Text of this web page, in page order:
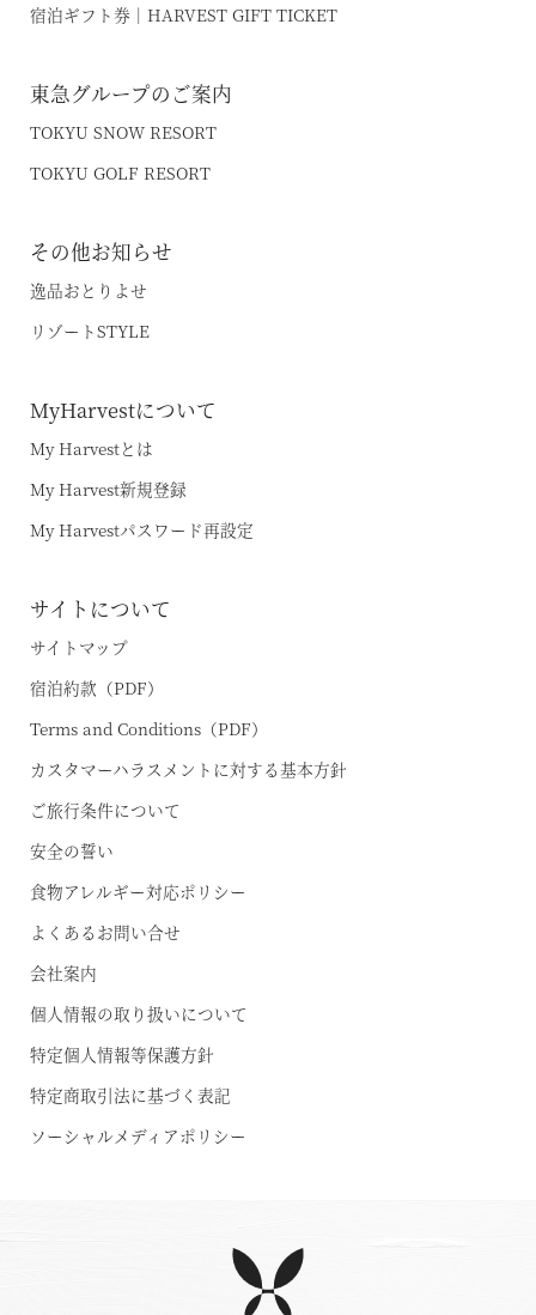
宿泊ギフト券｜HARVEST GIFT TICKET
東急グループのご案内
TOKYU SNOW RESORT
TOKYU GOLF RESORT
その他お知らせ
逸品おとりよせ
リゾートSTYLE
MyHarvestについて
My Harvestとは
My Harvest新規登録
My Harvestパスワード再設定
サイトについて
サイトマップ
宿泊約款（PDF）
Terms and Conditions（PDF）
カスタマーハラスメントに対する基本方針
ご旅行条件について
安全の誓い
食物アレルギー対応ポリシー
よくあるお問い合せ
会社案内
個人情報の取り扱いについて
特定個人情報等保護方針
特定商取引法に基づく表記
ソーシャルメディアポリシー